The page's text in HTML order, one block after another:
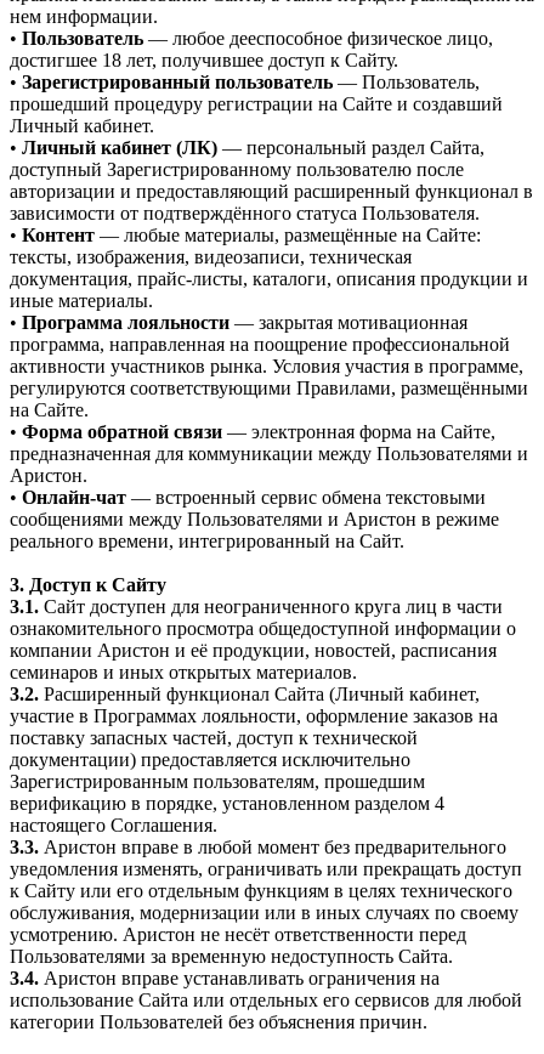
нем информации.
• Пользователь — любое дееспособное физическое лицо,
достигшее 18 лет, получившее доступ к Сайту.
• Зарегистрированный пользователь — Пользователь,
прошедший процедуру регистрации на Сайте и создавший
Личный кабинет.
• Личный кабинет (ЛК) — персональный раздел Сайта,
доступный Зарегистрированному пользователю после
авторизации и предоставляющий расширенный функционал в
зависимости от подтверждённого статуса Пользователя.
• Контент — любые материалы, размещённые на Сайте:
тексты, изображения, видеозаписи, техническая
документация, прайс-листы, каталоги, описания продукции и
иные материалы.
• Программа лояльности — закрытая мотивационная
программа, направленная на поощрение профессиональной
активности участников рынка. Условия участия в программе,
регулируются соответствующими Правилами, размещёнными
на Сайте.
• Форма обратной связи — электронная форма на Сайте,
предназначенная для коммуникации между Пользователями и
Аристон.
• Онлайн-чат — встроенный сервис обмена текстовыми
сообщениями между Пользователями и Аристон в режиме
реального времени, интегрированный на Сайт.
3. Доступ к Сайту
3.1. Сайт доступен для неограниченного круга лиц в части
ознакомительного просмотра общедоступной информации о
компании Аристон и её продукции, новостей, расписания
семинаров и иных открытых материалов.
3.2. Расширенный функционал Сайта (Личный кабинет,
участие в Программах лояльности, оформление заказов на
поставку запасных частей, доступ к технической
документации) предоставляется исключительно
Зарегистрированным пользователям, прошедшим
верификацию в порядке, установленном разделом 4
настоящего Соглашения.
3.3. Аристон вправе в любой момент без предварительного
уведомления изменять, ограничивать или прекращать доступ
к Сайту или его отдельным функциям в целях технического
обслуживания, модернизации или в иных случаях по своему
усмотрению. Аристон не несёт ответственности перед
Пользователями за временную недоступность Сайта.
3.4. Аристон вправе устанавливать ограничения на
использование Сайта или отдельных его сервисов для любой
категории Пользователей без объяснения причин.